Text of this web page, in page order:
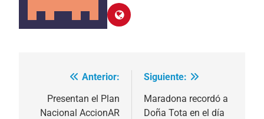
Navegación
Anterior:
Presentan el Plan
Nacional AccionAR
Siguiente:
Maradona recordó a
Doña Tota en el día